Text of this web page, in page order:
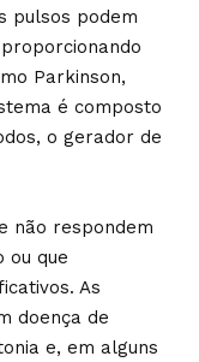
pulsos podem
Parkinson,
é composto
o gerador de
não respondem
ou que
As
doença de
e, em alguns